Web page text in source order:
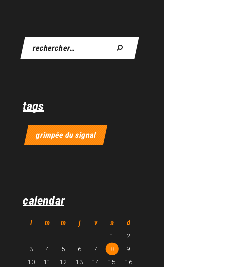
tags
grimpée du signal
calendar
l m m j v s d
1
2
3
4 5 6 7 8
9
10
11 12 13 14 15
16